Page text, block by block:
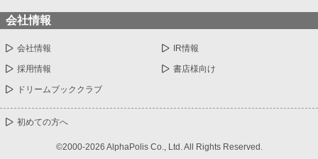
会社情報
会社情報 IR情報
採用情報 書店様向け
ドリームブッククラブ
初めての方へ
©2000-2026 AlphaPolis Co., Ltd. All Rights Reserved.